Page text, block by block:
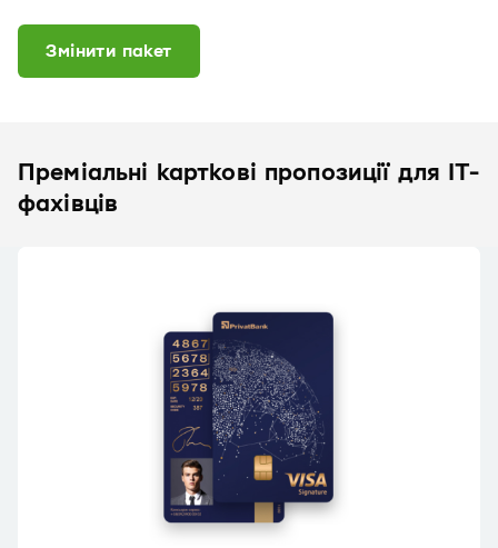
Змінити пакет
Преміальні карткові пропозиції для IT-
фахівців